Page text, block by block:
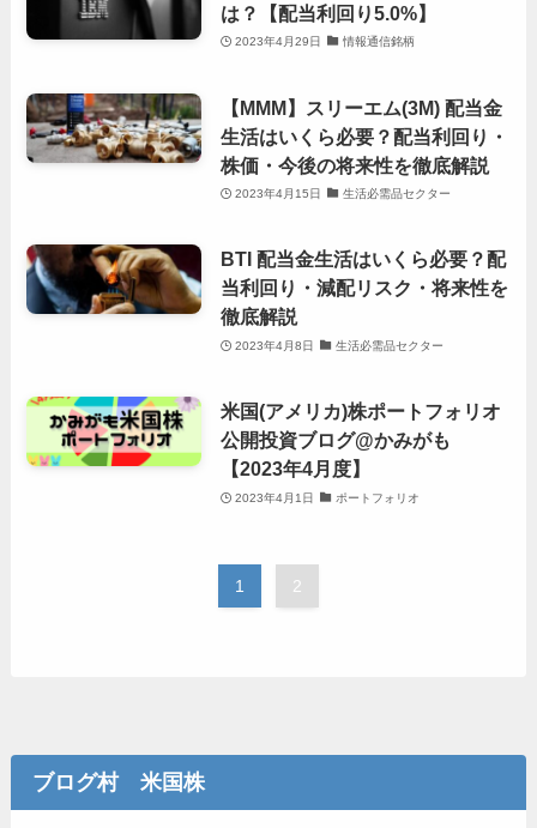
は？【配当利回り5.0%】
2023年4月29日 情報通信銘柄
【MMM】スリーエム(3M) 配当金
生活はいくら必要？配当利回り・
株価・今後の将来性を徹底解説
2023年4月15日 生活必需品セクター
BTI 配当金生活はいくら必要？配
当利回り・減配リスク・将来性を
徹底解説
2023年4月8日 生活必需品セクター
米国(アメリカ)株ポートフォリオ
公開投資ブログ@かみがも
【2023年4月度】
2023年4月1日 ポートフォリオ
1 2
ブログ村 米国株